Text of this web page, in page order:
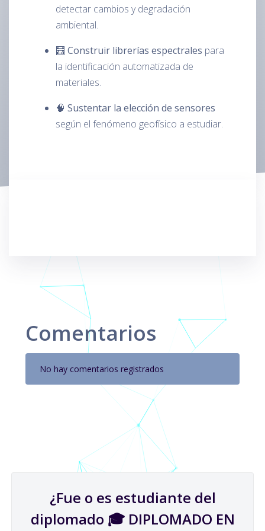
detectar cambios y degradación
ambiental.
🧮 Construir librerías espectrales para
la identificación automatizada de
materiales.
🧠 Sustentar la elección de sensores
según el fenómeno geofísico a estudiar.
Comentarios
No hay comentarios registrados
¿Fue o es estudiante del
diplomado 🎓 DIPLOMADO EN